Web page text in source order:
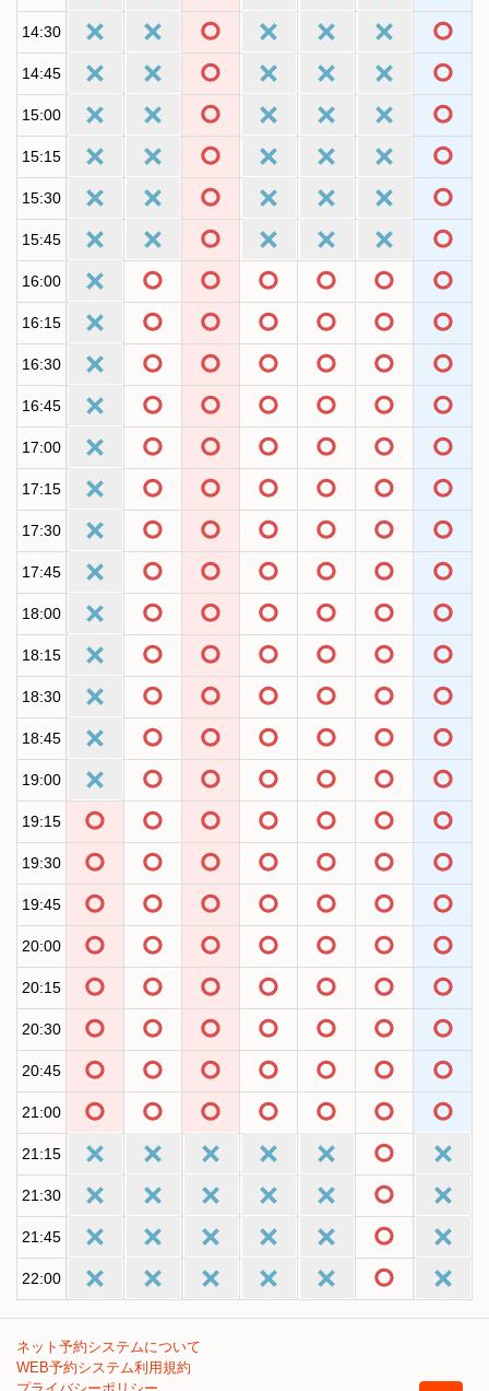
14:30
14:45
15:00
15:15
15:30
15:45
16:00
16:15
16:30
16:45
17:00
17:15
17:30
17:45
18:00
18:15
18:30
18:45
19:00
19:15
19:30
19:45
20:00
20:15
20:30
20:45
21:00
21:15
21:30
21:45
22:00
ネット予約システムについて
WEB予約システム利用規約